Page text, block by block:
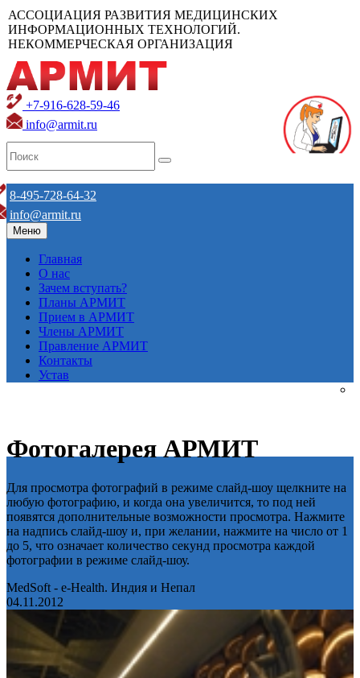
АССОЦИАЦИЯ РАЗВИТИЯ МЕДИЦИНСКИХ
ИНФОРМАЦИОННЫХ ТЕХНОЛОГИЙ.
НЕКОММЕРЧЕСКАЯ ОРГАНИЗАЦИЯ
+7-916-628-59-46
info@armit.ru
8-495-728-64-32
info@armit.ru
Меню
Главная
О нас
Зачем вступать?
Планы АРМИТ
Прием в АРМИТ
Члены АРМИТ
Правление АРМИТ
Контакты
Устав
Фотогалерея АРМИТ
Для просмотра фотографий в режиме слайд-шоу щелкните на
любую фотографию, и когда она увеличится, то под ней
появятся дополнительные возможности просмотра. Нажмите
на надпись слайд-шоу и, при желании, нажмите на число от 1
до 5, что означает количество секунд просмотра каждой
фотографии в режиме слайд-шоу.
MedSoft - e-Health. Индия и Непал
04.11.2012